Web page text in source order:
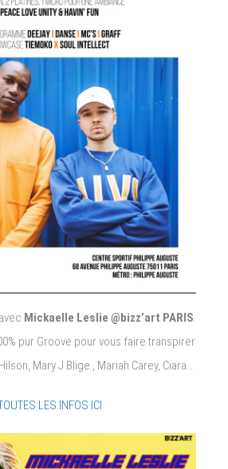
Mickaelle Leslie @bizz’art PARIS.
pur Groove pour vous faire transpirer
Mary J Blige , Mariah Carey, Ciara…
LES INFOS ICI